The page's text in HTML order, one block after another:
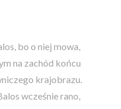
bo o niej mowa,
na zachód końcu
krajobrazu.
wcześnie rano,